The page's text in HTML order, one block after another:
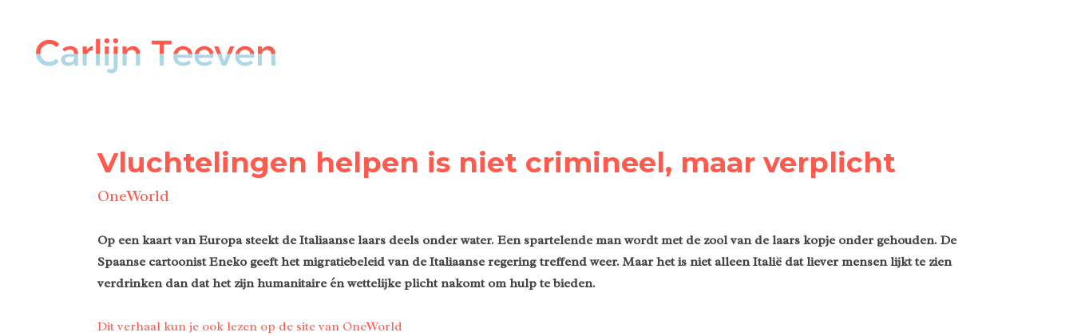
Vluchtelingen helpen is niet crimineel, maar verplicht
OneWorld
Op een kaart van Europa steekt de Italiaanse laars deels onder water. Een spartelende man wordt met de zool van de laars kopje onder gehouden. De
Spaanse cartoonist Eneko geeft het migratiebeleid van de Italiaanse regering treffend weer. Maar het is niet alleen Italië dat liever mensen lijkt te zien
verdrinken dan dat het zijn humanitaire én wettelijke plicht nakomt om hulp te bieden.
Dit verhaal kun je ook lezen op de site van OneWorld